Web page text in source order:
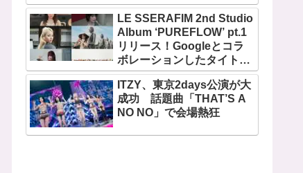
フィルム公開
LE SSERAFIM 2nd Studio
Album ‘PUREFLOW’ pt.1
リリース！Googleとコラ
ボレーションしたタイトル
曲「BOOMPALA」MVも公
開
ITZY、東京2days公演が大
成功 話題曲「THAT’S A
NO NO」で会場熱狂